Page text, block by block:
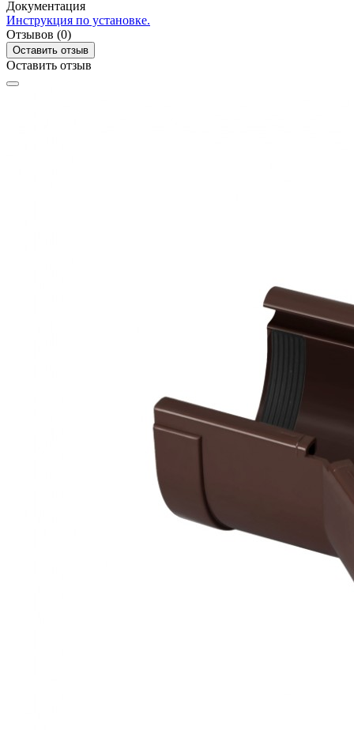
Документация
Инструкция по установке.
Отзывов (0)
Оставить отзыв
Оставить отзыв